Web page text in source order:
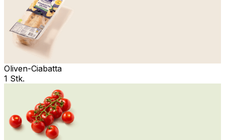
Oliven-Ciabatta
1 Stk.